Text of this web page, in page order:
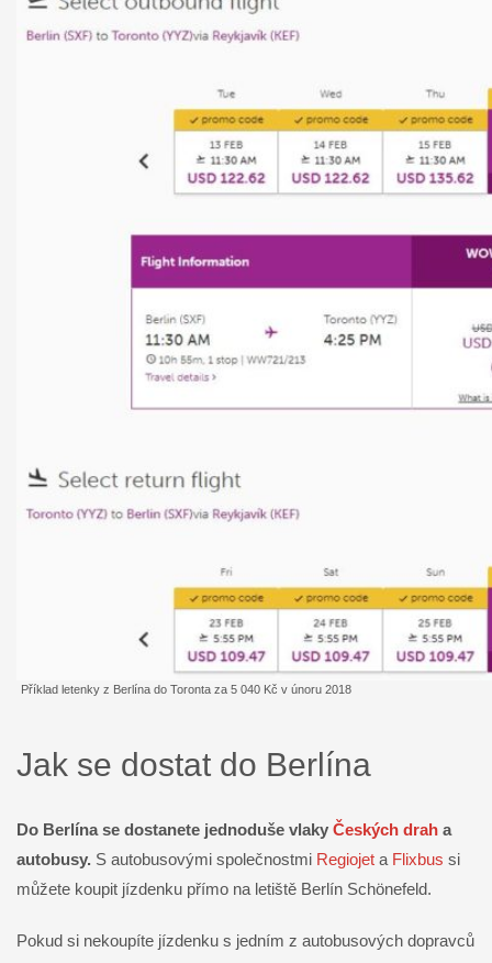
Příklad letenky z Berlína do Toronta za 5 040 Kč v únoru 2018
Jak se dostat do Berlína
Do Berlína se dostanete jednoduše vlaky Českých drah a
autobusy. S autobusovými společnostmi Regiojet a Flixbus si
můžete koupit jízdenku přímo na letiště Berlín Schönefeld.
Pokud si nekoupíte jízdenku s jedním z autobusových dopravců